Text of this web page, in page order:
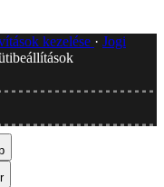
kezelése
Jogi